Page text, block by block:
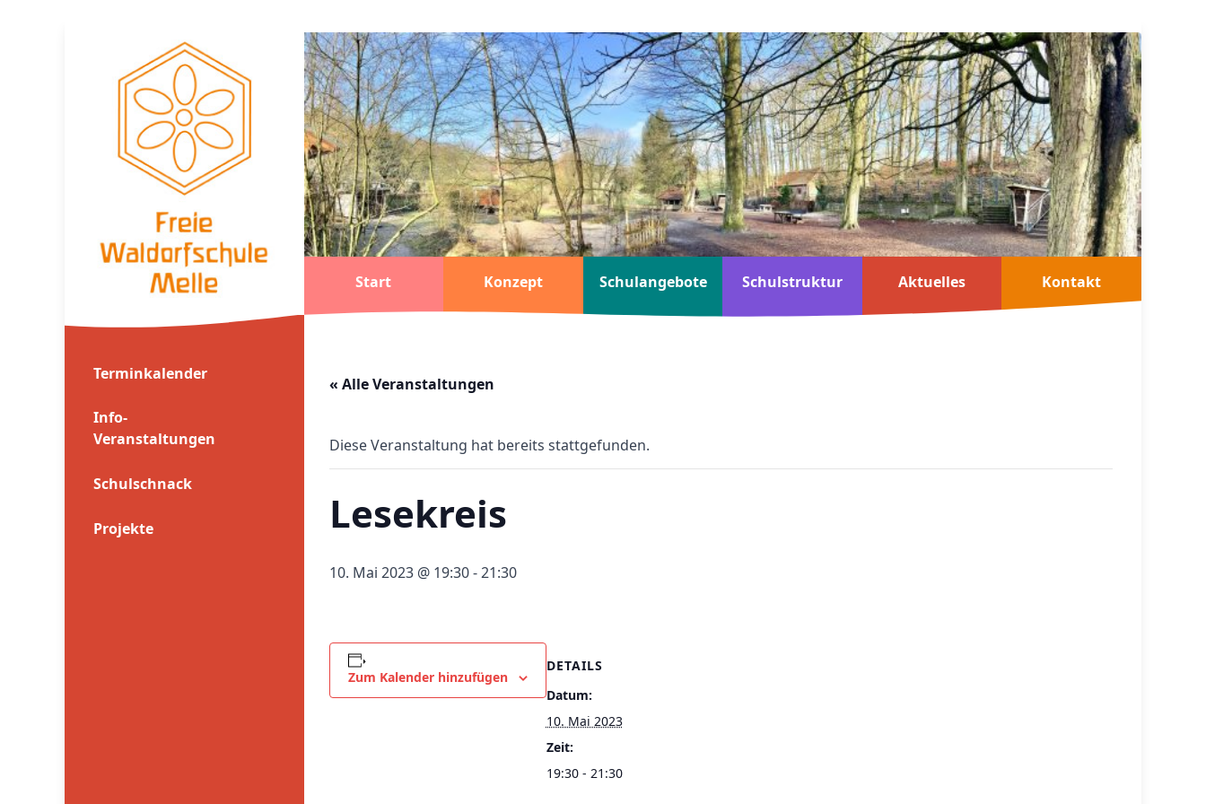
Start Konzept Schulangebote Schulstruktur Aktuelles Kontakt
Terminkalender
Info-
Veranstaltungen
Schulschnack
Projekte
« Alle Veranstaltungen
Diese Veranstaltung hat bereits stattgefunden.
Lesekreis
10. Mai 2023 @ 19:30-21:30
Zum Kalender hinzufügen
DETAILS
Datum:
10. Mai 2023
Zeit:
19:30 - 21:30